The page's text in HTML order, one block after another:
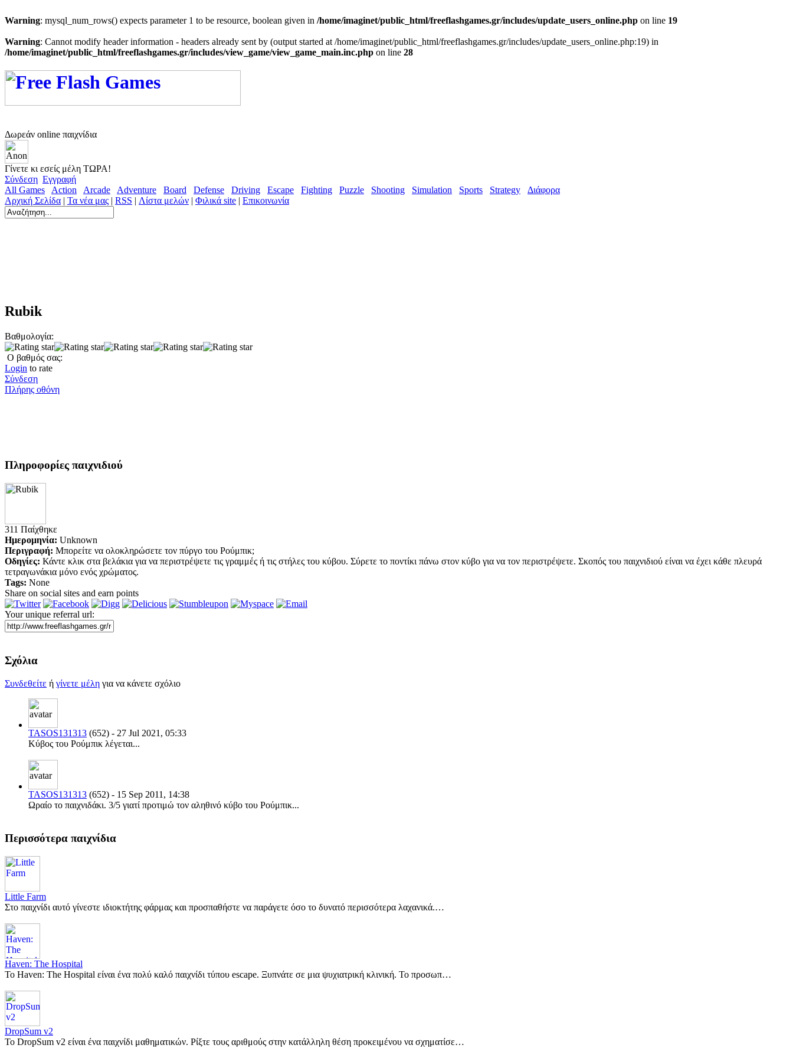
Warning: mysql_num_rows() expects parameter 1 to be resource, boolean given in /home/imaginet/public_html/freeflashgames.gr/includes/update_users_online.php on line 19
Warning: Cannot modify header information - headers already sent by (output started at /home/imaginet/public_html/freeflashgames.gr/includes/update_users_online.php:19) in
/home/imaginet/public_html/freeflashgames.gr/includes/view_game/view_game_main.inc.php on line 28
Δωρεάν online παιχνίδια
Γίνετε κι εσείς μέλη ΤΩΡΑ!
Σύνδεση Εγγραφή
All Games
Action Arcade Adventure Board Defense Driving Escape Fighting Puzzle Shooting Simulation Sports Strategy
Διάφορα
Αρχική Σελίδα | Τα νέα μας | RSS | Λίστα μελών | Φιλικά site | Επικοινωνία
Rubik
Βαθμολογία:
Ο βαθμός σας:
Login to rate
Σύνδεση
Πλήρης οθόνη
Πληροφορίες παιχνιδιού
311 Παίχθηκε
Ημερομηνία: Unknown
Περιγραφή: Μπορείτε να ολοκληρώσετε τον πύργο του Ρούμπικ;
Οδηγίες: Κάντε κλικ στα βελάκια για να περιστρέψετε τις γραμμές ή τις στήλες του κύβου. Σύρετε το ποντίκι πάνω στον κύβο για να τον περιστρέψετε. Σκοπός του παιχνιδιού είναι να έχει κάθε πλευρά
τετραγωνάκια μόνο ενός χρώματος.
Tags: None
Share on social sites and earn points
Your unique referral url:
Σχόλια
Συνδεθείτε ή γίνετε μέλη για να κάνετε σχόλιο
TASOS131313 (652) - 27 Jul 2021, 05:33
Κύβος του Ρούμπικ λέγεται...
TASOS131313 (652) - 15 Sep 2011, 14:38
Ωραίο το παιχνιδάκι. 3/5 γιατί προτιμώ τον αληθινό κύβο του Ρούμπικ...
Περισσότερα παιχνίδια
Little Farm
Στο παιχνίδι αυτό γίνεστε ιδιοκτήτης φάρμας και προσπαθήστε να παράγετε όσο το δυνατό περισσότερα λαχανικά.…
Haven: The Hospital
Το Haven: The Hospital είναι ένα πολύ καλό παιχνίδι τύπου escape. Ξυπνάτε σε μια ψυχιατρική κλινική. Το προσωπ…
DropSum v2
Το DropSum v2 είναι ένα παιχνίδι μαθηματικών. Ρίξτε τους αριθμούς στην κατάλληλη θέση προκειμένου να σχηματίσε…